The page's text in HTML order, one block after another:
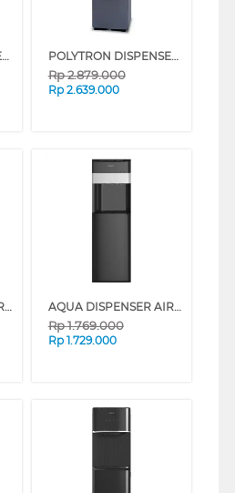
POLYTRON DISPENSER GALON BAWAH STANDING DISPENSER PWC887W POLYTRON DISPENSER GALON BAWAH STANDING DISPENSER PWC888YUV
Rp2.879.000
Rp 2.639.000
AQUA DISPENSER AIR BERDIRI STANDING DISPENSER AWD-605BC AQUA DISPENSER AIR BERDIRI STANDING DISPENSER AWD-617BE
Rp1.769.000
Rp 1.729.000